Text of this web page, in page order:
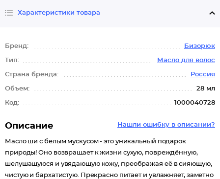
Характеристики товара
Бренд: Бизорюк
Тип: Масло для волос
Страна бренда: Россия
Объем: 28 мл
Код: 1000040728
Нашли ошибку в описании?
Описание
Масло ши с белым мускусом - это уникальный подарок
природы! Оно возвращает к жизни сухую, повреждённую,
шелушащуюся и увядающую кожу, преображая её в сияющую,
чистую и бархатистую. Прекрасно питает и увлажняет, заметно